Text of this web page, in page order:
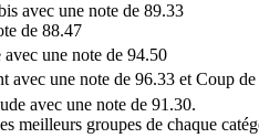
avec une note de 89.33
de 88.47
une note de 94.50
avec une note de 96.33 et Coup
avec une note de 91.30.
meilleurs groupes de chaque